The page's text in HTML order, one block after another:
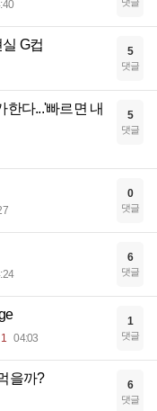
G컵 5
댓글
한다...'빠르면 내
5
댓글
0
댓글
6
댓글
04:03
1
댓글
을까? 6
댓글